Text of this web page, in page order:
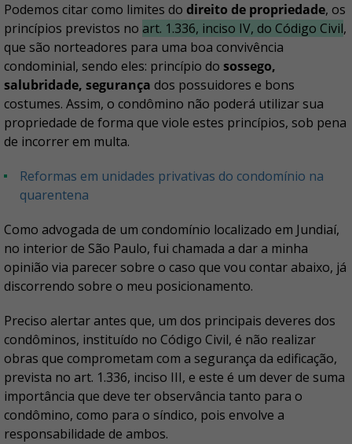
Podemos citar como limites do direito de propriedade, os
princípios previstos no art. 1.336, inciso IV, do Código Civil,
que são norteadores para uma boa convivência
condominial, sendo eles: princípio do sossego,
salubridade, segurança dos possuidores e bons
costumes. Assim, o condômino não poderá utilizar sua
propriedade de forma que viole estes princípios, sob pena
de incorrer em multa.
Reformas em unidades privativas do condomínio na
quarentena
Como advogada de um condomínio localizado em Jundiaí,
no interior de São Paulo, fui chamada a dar a minha
opinião via parecer sobre o caso que vou contar abaixo, já
discorrendo sobre o meu posicionamento.
Preciso alertar antes que, um dos principais deveres dos
condôminos, instituído no Código Civil, é não realizar
obras que comprometam com a segurança da edificação,
prevista no art. 1.336, inciso III, e este é um dever de suma
importância que deve ter observância tanto para o
condômino, como para o síndico, pois envolve a
responsabilidade de ambos.